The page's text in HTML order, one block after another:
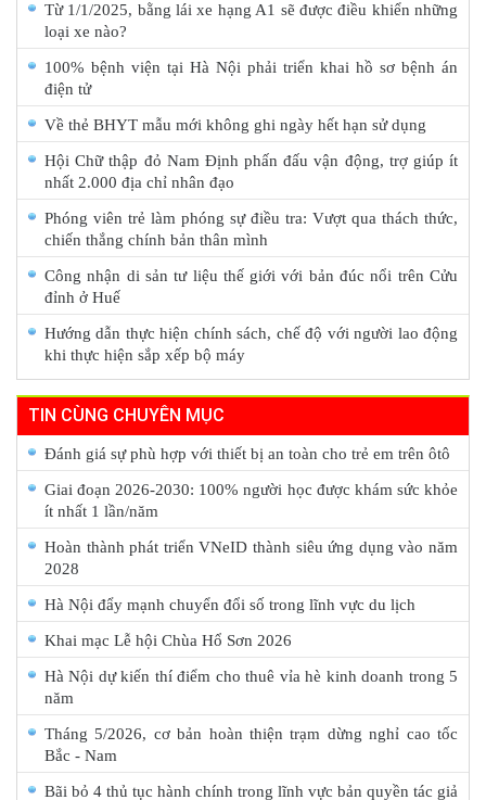
Từ 1/1/2025, bằng lái xe hạng A1 sẽ được điều khiển những
loại xe nào?
100% bệnh viện tại Hà Nội phải triển khai hồ sơ bệnh án
điện tử
Về thẻ BHYT mẫu mới không ghi ngày hết hạn sử dụng
Hội Chữ thập đỏ Nam Định phấn đấu vận động, trợ giúp ít
nhất 2.000 địa chỉ nhân đạo
Phóng viên trẻ làm phóng sự điều tra: Vượt qua thách thức,
chiến thắng chính bản thân mình
Công nhận di sản tư liệu thế giới với bản đúc nổi trên Cửu
đỉnh ở Huế
Hướng dẫn thực hiện chính sách, chế độ với người lao động
khi thực hiện sắp xếp bộ máy
TIN CÙNG CHUYÊN MỤC
Đánh giá sự phù hợp với thiết bị an toàn cho trẻ em trên ôtô
Giai đoạn 2026-2030: 100% người học được khám sức khỏe
ít nhất 1 lần/năm
Hoàn thành phát triển VNeID thành siêu ứng dụng vào năm
2028
Hà Nội đẩy mạnh chuyển đổi số trong lĩnh vực du lịch
Khai mạc Lễ hội Chùa Hổ Sơn 2026
Hà Nội dự kiến thí điểm cho thuê vỉa hè kinh doanh trong 5
năm
Tháng 5/2026, cơ bản hoàn thiện trạm dừng nghỉ cao tốc
Bắc - Nam
Bãi bỏ 4 thủ tục hành chính trong lĩnh vực bản quyền tác giả